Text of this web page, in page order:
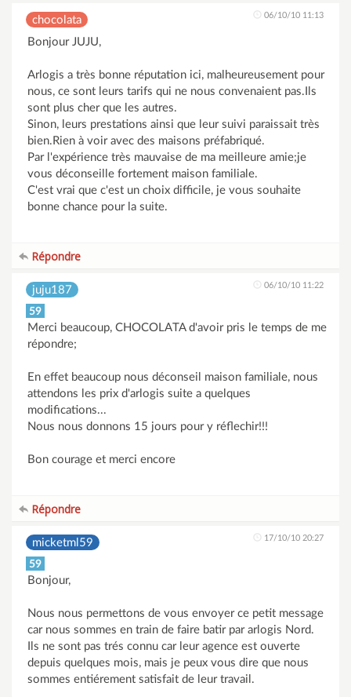
chocolata 06/10/10 11:13
Bonjour JUJU,
Arlogis a très bonne réputation ici, malheureusement pour
nous, ce sont leurs tarifs qui ne nous convenaient pas.Ils
sont plus cher que les autres.
Sinon, leurs prestations ainsi que leur suivi paraissait très
bien.Rien à voir avec des maisons préfabriqué.
Par l'expérience très mauvaise de ma meilleure amie;je
vous déconseille fortement maison familiale.
C'est vrai que c'est un choix difficile, je vous souhaite
bonne chance pour la suite.
Répondre
juju187 06/10/10 11:22
59
Merci beaucoup, CHOCOLATA d'avoir pris le temps de me
répondre;
En effet beaucoup nous déconseil maison familiale, nous
attendons les prix d'arlogis suite a quelques
modifications...
Nous nous donnons 15 jours pour y réflechir!!!
Bon courage et merci encore
Répondre
micketml59 17/10/10 20:27
59
Bonjour,
Nous nous permettons de vous envoyer ce petit message
car nous sommes en train de faire batir par arlogis Nord.
Ils ne sont pas trés connu car leur agence est ouverte
depuis quelques mois, mais je peux vous dire que nous
sommes entiérement satisfait de leur travail.